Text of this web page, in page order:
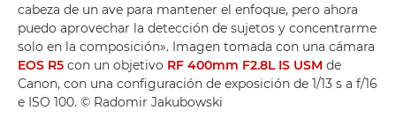
cabeza de un ave para mantener el enfoque, pero ahora
puedo aprovechar la detección de sujetos y concentrarme
solo en la composición». Imagen tomada con una cámara
EOS R5 con un objetivo RF 400mm F2.8L IS USM de
Canon, con una configuración de exposición de 1/13 s a f/16
e ISO 100. © Radomir Jakubowski